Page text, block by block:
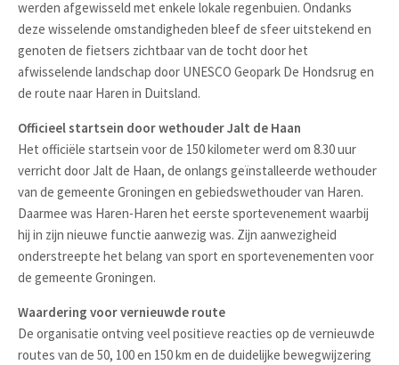
werden afgewisseld met enkele lokale regenbuien. Ondanks
deze wisselende omstandigheden bleef de sfeer uitstekend en
genoten de fietsers zichtbaar van de tocht door het
afwisselende landschap door UNESCO Geopark De Hondsrug en
de route naar Haren in Duitsland.
Officieel startsein door wethouder Jalt de Haan
Het officiële startsein voor de 150 kilometer werd om 8.30 uur
verricht door Jalt de Haan, de onlangs geïnstalleerde wethouder
van de gemeente Groningen en gebiedswethouder van Haren.
Daarmee was Haren-Haren het eerste sportevenement waarbij
hij in zijn nieuwe functie aanwezig was. Zijn aanwezigheid
onderstreepte het belang van sport en sportevenementen voor
de gemeente Groningen.
Waardering voor vernieuwde route
De organisatie ontving veel positieve reacties op de vernieuwde
routes van de 50, 100 en 150 km en de duidelijke bewegwijzering